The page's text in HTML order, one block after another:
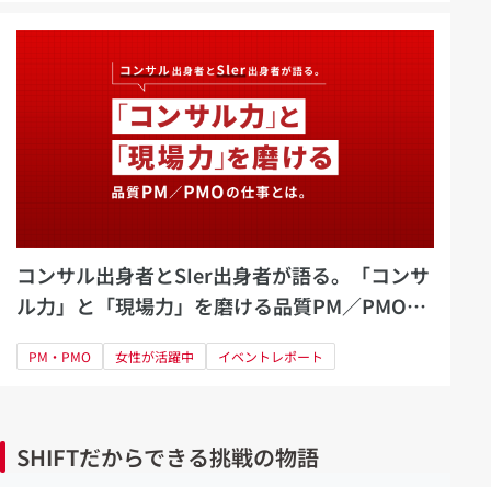
コンサル出身者とSIer出身者が語る。「コンサ
ル力」と「現場力」を磨ける品質PM／PMOの
仕事とは
PM・PMO 女性が活躍中 イベントレポート
SHIFTだからできる挑戦の物語